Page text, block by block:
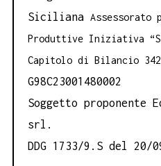
Siciliana
Produttive Iniziativa
Capitolo di Bilancio
G98C23001480002
Soggetto proponente
srl.
DDG 1733/9.S del 20/